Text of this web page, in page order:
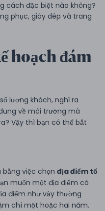
cách đặc biệt nào không?
phục, giày dép và trang
hoạch đám
lượng khách, nghĩ ra
về môi trường mà
Vậy thì bạn có thể bắt
việc chọn địa điểm tổ
muốn một địa điểm có
điểm như vậy thường
chí một hoặc hai năm.